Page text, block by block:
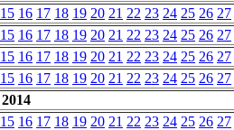
15 16 17 18 19 20 21 22 23 24 25 26 27
15 16 17 18 19 20 21 22 23 24 25 26 27
15 16 17 18 19 20 21 22 23 24 25 26 27
15 16 17 18 19 20 21 22 23 24 25 26 27
2014
15 16 17 18 19 20 21 22 23 24 25 26 27